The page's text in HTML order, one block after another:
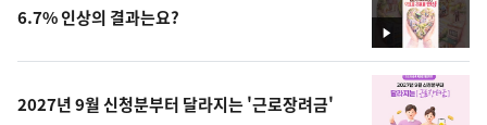
영
상
6.7% 인상의 결과는요?
2027년 9월 신청분부터 달라지는 '근로장려금'